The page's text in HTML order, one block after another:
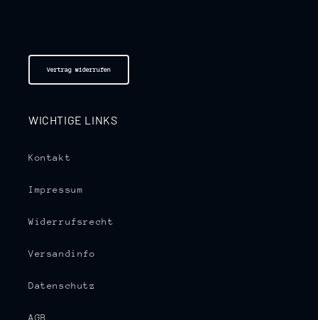
Vertrag widerrufen
WICHTIGE LINKS
Kontakt
Impressum
Widerrufsrecht
Versandinfo
Datenschutz
AGB